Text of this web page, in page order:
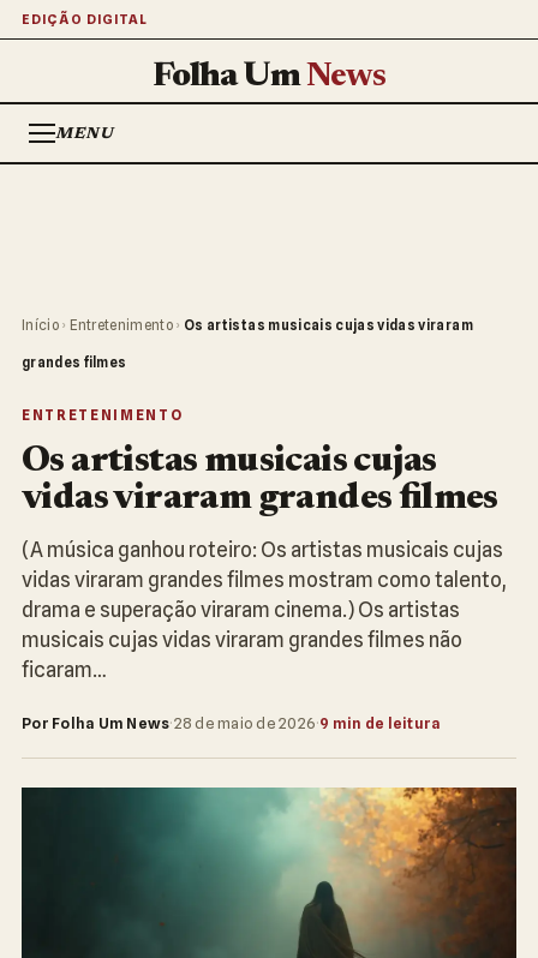
EDIÇÃO DIGITAL
Folha UmNews
MENU
Início › Entretenimento › Os artistas musicais cujas vidas viraram
grandes filmes
ENTRETENIMENTO
Os artistas musicais cujas
vidas viraram grandes filmes
(A música ganhou roteiro: Os artistas musicais cujas
vidas viraram grandes filmes mostram como talento,
drama e superação viraram cinema.) Os artistas
musicais cujas vidas viraram grandes filmes não
ficaram…
Por Folha Um News·28 de maio de 2026·9 min de leitura